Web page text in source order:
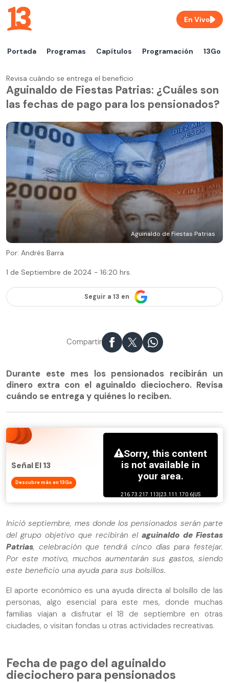
Portada Programas Capítulos Programación 13Go
En Vivo
Revisa cuándo se entrega el beneficio
Aguinaldo de Fiestas Patrias: ¿Cuáles son
las fechas de pago para los pensionados?
Aguinaldo de Fiestas Patrias
Por: Andrés Barra
1 de Septiembre de 2024 - 16:20 hrs.
Seguir a 13 en
Compartir
Durante este mes los pensionados recibirán un
dinero extra con el aguinaldo dieciochero. Revisa
cuándo se entrega y quiénes lo reciben.
Señal El 13
Descubre más en 13Go
Inició septiembre, mes donde los pensionados serán parte
del grupo objetivo que recibirán el aguinaldo de Fiestas
Patrias, celebración que tendrá cinco días para festejar.
Por este motivo, muchos aumentarán sus gastos, siendo
este beneficio una ayuda para sus bolsillos.
El aporte económico es una ayuda directa al bolsillo de las
personas, algo esencial para este mes, donde muchas
familias viajan a disfrutar el 18 de septiembre en otras
ciudades, o visitan fondas u otras actividades recreativas.
Fecha de pago del aguinaldo
dieciochero para pensionados